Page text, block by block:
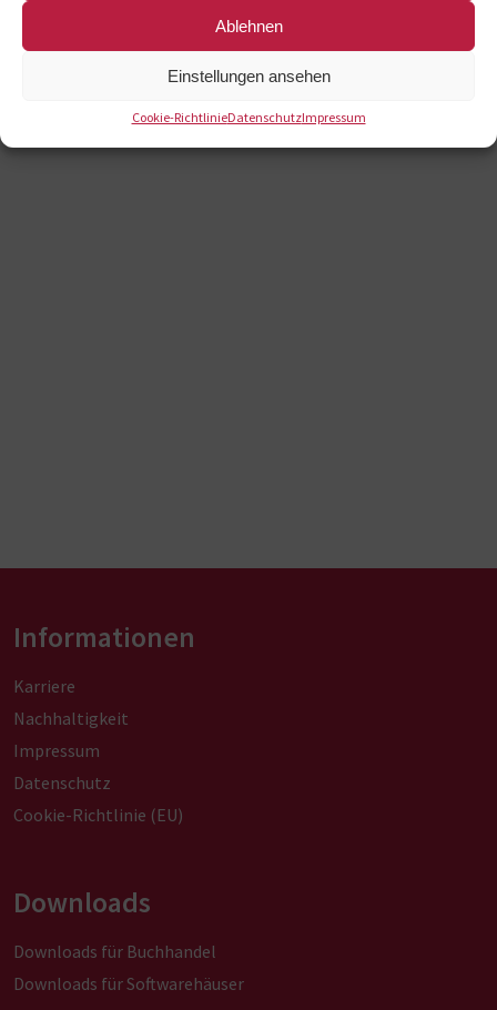
Ablehnen
Einstellungen ansehen
Cookie-RichtlinieDatenschutzImpressum
Informationen
Karriere
Nachhaltigkeit
Impressum
Datenschutz
Cookie-Richtlinie (EU)
Downloads
Downloads für Buchhandel
Downloads für Softwarehäuser